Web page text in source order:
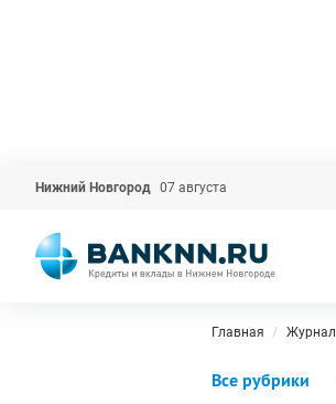
Нижний Новгород 07 августа
Главная Журнал
Все рубрики